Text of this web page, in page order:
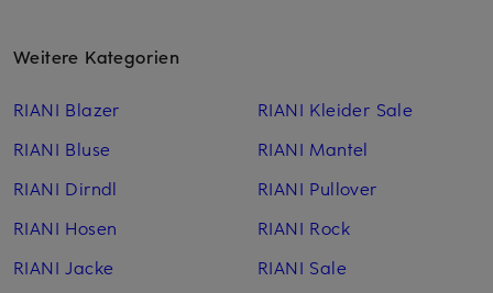
Weitere Kategorien
RIANI Blazer
RIANI Bluse
RIANI Dirndl
RIANI Hosen
RIANI Jacke
RIANI Kleider Sale
RIANI Mantel
RIANI Pullover
RIANI Rock
RIANI Sale